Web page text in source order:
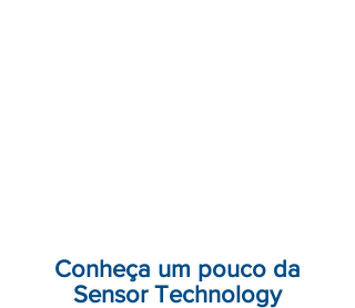
Conheça um pouco da
Sensor Technology